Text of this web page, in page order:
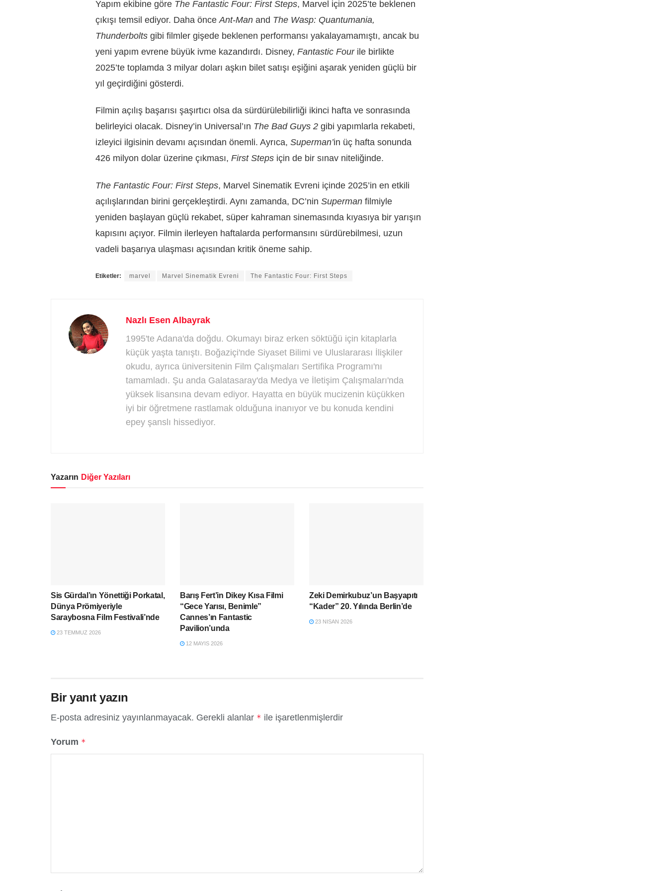
Yapım ekibine göre The Fantastic Four: First Steps, Marvel için 2025’te beklenen
çıkışı temsil ediyor. Daha önce Ant‑Man and The Wasp: Quantumania,
Thunderbolts gibi filmler gişede beklenen performansı yakalayamamıştı, ancak bu
yeni yapım evrene büyük ivme kazandırdı. Disney, Fantastic Fourile birlikte
2025’te toplamda 3 milyar doları aşkın bilet satışı eşiğini aşarak yeniden güçlü bir
yıl geçirdiğini gösterdi.
Filmin açılış başarısı şaşırtıcı olsa da sürdürülebilirliği ikinci hafta ve sonrasında
belirleyici olacak. Disney’in Universal’ın The Bad Guys 2 gibi yapımlarla rekabeti,
izleyici ilgisinin devamı açısından önemli. Ayrıca, Superman’in üç hafta sonunda
426 milyon dolar üzerine çıkması, First Steps için de bir sınav niteliğinde.
The Fantastic Four: First Steps, Marvel Sinematik Evreni içinde 2025’in en etkili
açılışlarından birini gerçekleştirdi. Aynı zamanda, DC’nin Superman filmiyle
yeniden başlayan güçlü rekabet, süper kahraman sinemasında kıyasıya bir yarışın
kapısını açıyor. Filmin ilerleyen haftalarda performansını sürdürebilmesi, uzun
vadeli başarıya ulaşması açısından kritik öneme sahip.
Etiketler: marvel Marvel Sinematik Evreni The Fantastic Four: First Steps
Nazlı Esen Albayrak
1995'te Adana'da doğdu. Okumayı biraz erken söktüğü için kitaplarla
küçük yaşta tanıştı. Boğaziçi'nde Siyaset Bilimi ve Uluslararası İlişkiler
okudu, ayrıca üniversitenin Film Çalışmaları Sertifika Programı'nı
tamamladı. Şu anda Galatasaray'da Medya ve İletişim Çalışmaları'nda
yüksek lisansına devam ediyor. Hayatta en büyük mucizenin küçükken
iyi bir öğretmene rastlamak olduğuna inanıyor ve bu konuda kendini
epey şanslı hissediyor.
Yazarın Diğer Yazıları
Sis Gürdal’ın Yönettiği Porkatal,
Dünya Prömiyeriyle
Saraybosna Film Festivali’nde
23 TEMMUZ 2026
Barış Fert’in Dikey Kısa Filmi
“Gece Yarısı, Benimle”
Cannes’ın Fantastic
Pavilion’unda
12 MAYIS 2026
Zeki Demirkubuz’un Başyapıtı
“Kader” 20. Yılında Berlin’de
23 NISAN 2026
Bir yanıt yazın
E-posta adresiniz yayınlanmayacak. Gerekli alanlar * ile işaretlenmişlerdir
Yorum *